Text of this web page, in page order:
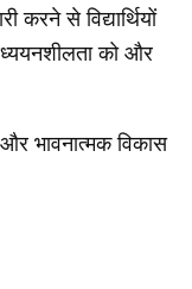
करने से विद्यार्थियों
को और
और भावनात्मक विकास